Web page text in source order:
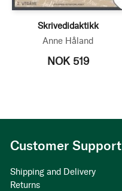
Skrivedidaktikk
Anne Håland
NOK 519
Customer Support
Shipping and Delivery
Returns